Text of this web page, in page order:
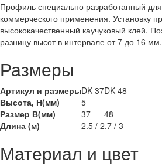
Профиль специально разработанный для
коммерческого применения. Установку
высококачественный каучуковый клей.
разницу высот в интервале от 7 до 16 мм.
Размеры
Артикул и размерыDK 37DK 48
Высота, Н(мм)
5
Размер В(мм)
37
48
Длина (м)
2.5 / 2.7 / 3
Материал и цвет